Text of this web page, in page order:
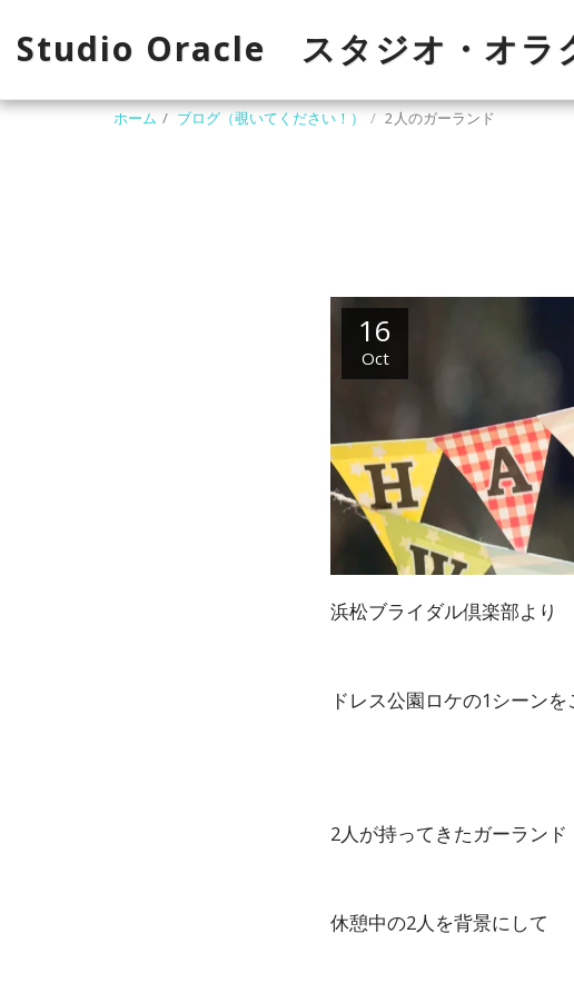
Studio Oracle スタジオ・オラ
ホーム ブログ（覗いてください！） 2人のガーランド
16
Oct
浜松ブライダル倶楽部より
ドレス公園ロケの1シーンを
2人が持ってきたガーランド
休憩中の2人を背景にして